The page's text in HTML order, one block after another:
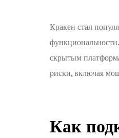
Кракен стал
скрытым
риски, включая
Как